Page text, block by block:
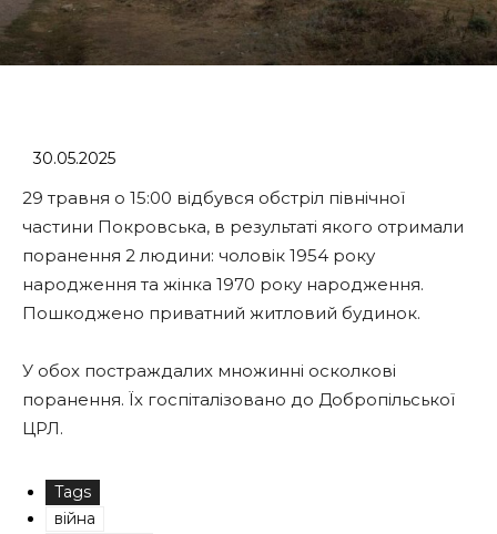
30.05.2025
29 травня о 15:00 відбувся обстріл північної
частини Покровська, в результаті якого отримали
поранення 2 людини: чоловік 1954 року
народження та жінка 1970 року народження.
Пошкоджено приватний житловий будинок.
У обох постраждалих множинні осколкові
поранення. Їх госпіталізовано до Добропільської
ЦРЛ.
Tags
війна